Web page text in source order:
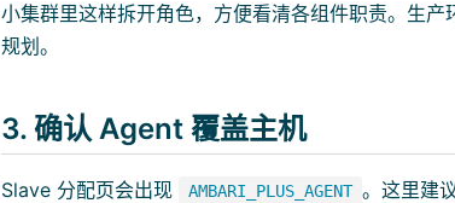
小集群里这样拆开角色，方便看清各组件职责。生
规划。
3. 确认 Agent 覆盖主机
Slave 分配页会出现 AMBARI_PLUS_AGENT 。这里建